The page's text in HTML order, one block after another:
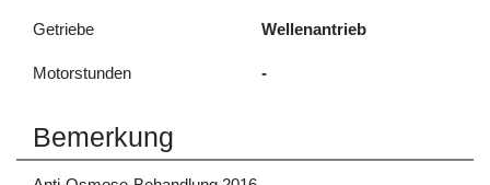
Getriebe Wellenantrieb
Motorstunden -
Bemerkung